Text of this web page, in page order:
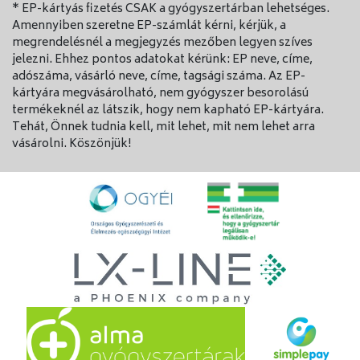
Forduljon kezelőorvosához, ha ilyet tapasztal.
Egyéb helyi érszűkítő hatású anyagokhoz
hasonlóan az Otrivin RAPID MENTOL sem
alkalmazható tartósan, 7 napnál tovább.
Amennyiben tünetei továbbra is
fennállnak,forduljon orvoshoz, mivel az elhúzódó,
vagy túl magas adag alkalmazása az orrdugulás
Az Otrivin RAPID MENTOL nem alkalmazható a
szemben vagy a szájban.
Ne lépje túl a javasolt adagolást, különösen
12 évesnél idősebb serdülők és idősek esetében.
Gyermekek
Az Otrivin RAPID MENTOL nem alkalmazható 12 év
alatti gyermekek kezelésére.
* EP-kártyás fizetés CSAK a gyógyszertárban lehetséges.
Amennyiben szeretne EP-számlát kérni, kérjük, a
megrendelésnél a megjegyzés mezőben legyen szíves
jelezni. Ehhez pontos adatokat kérünk: EP neve, címe,
adószáma, vásárló neve, címe, tagsági száma. Az EP-
kártyára megvásárolható, nem gyógyszer besorolású
termékeknél az látszik, hogy nem kapható EP-kártyára.
Tehát, Önnek tudnia kell, mit lehet, mit nem lehet arra
vásárolni. Köszönjük!